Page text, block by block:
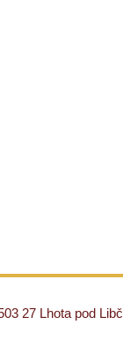
27 Lhota pod